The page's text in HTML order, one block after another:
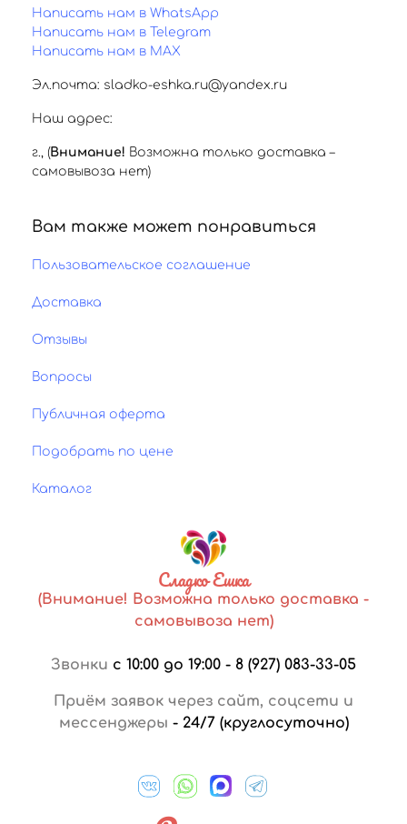
Написать нам в WhatsApp
Написать нам в Telegram
Написать нам в MAX
Эл.почта: sladko-eshka.ru@yandex.ru
Наш адрес:
г. , (Внимание! Возможна только доставка –
самовывоза нет)
Вам также может понравиться
Пользовательское соглашение
Доставка
Отзывы
Вопросы
Публичная оферта
Подобрать по цене
Каталог
Сладко Ешка
(Внимание! Возможна только доставка -
самовывоза нет)
Звонки с 10:00 до 19:00 - 8 (927) 083-33-05
Приём заявок через сайт, соцсети и
мессенджеры - 24/7 (круглосуточно)